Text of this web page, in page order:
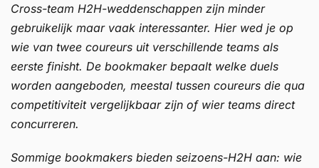
Cross-team H2H-weddenschappen zijn minder
gebruikelijk maar vaak interessanter. Hier wed je op
wie van twee coureurs uit verschillende teams als
eerste finisht. De bookmaker bepaalt welke duels
worden aangeboden, meestal tussen coureurs die qua
competitiviteit vergelijkbaar zijn of wier teams direct
concurreren.
Sommige bookmakers bieden seizoens-H2H aan: wie